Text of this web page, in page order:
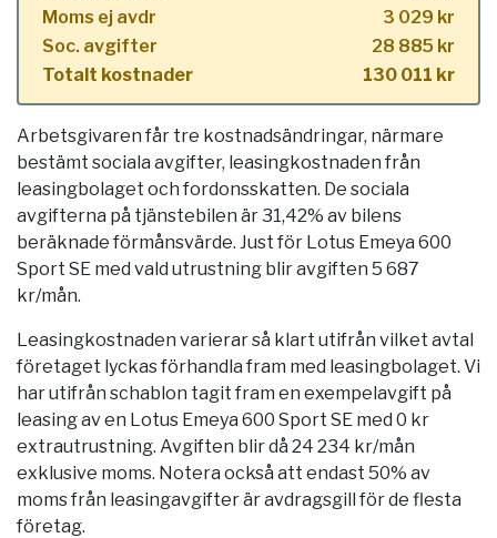
Moms ej avdr
3 029 kr
Soc. avgifter
28 885 kr
Totalt kostnader
130 011 kr
Arbetsgivaren får tre kostnadsändringar, närmare
bestämt sociala avgifter, leasingkostnaden från
leasingbolaget och fordonsskatten. De sociala
avgifterna på tjänstebilen är 31,42% av bilens
beräknade förmånsvärde. Just för Lotus Emeya 600
Sport SE med vald utrustning blir avgiften 5 687
kr/mån.
Leasingkostnaden varierar så klart utifrån vilket avtal
företaget lyckas förhandla fram med leasingbolaget. Vi
har utifrån schablon tagit fram en exempelavgift på
leasing av en Lotus Emeya 600 Sport SE med 0 kr
extrautrustning. Avgiften blir då 24 234 kr/mån
exklusive moms. Notera också att endast 50% av
moms från leasingavgifter är avdragsgill för de flesta
företag.